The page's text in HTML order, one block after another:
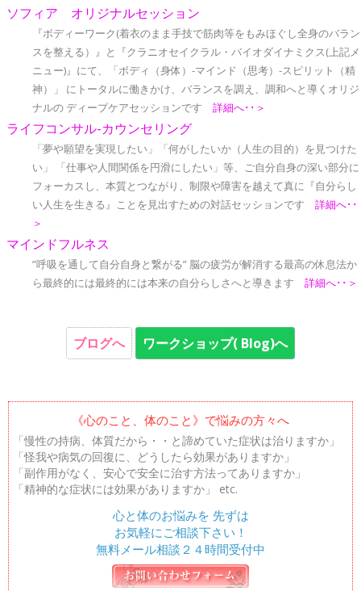
ソフィア オリジナルセッション
『ボディーワーク(着衣のまま手技で筋肉等をもみほぐし全身のバラン
スを整える）』と『クラニオセイクラル・バイオダイナミクス(上記メ
ニュー)』にて、「ボディ（身体）-マインド（思考）-スピリット（精
神）」 にトータルに働きかけ、バランスを調え、調和へと導くオリジ
ナルの ディープケアセッションです 詳細へ･･＞
ライフコンサル-カウンセリング
「夢や願望を実現したい」「何がしたいか（人生の目的）を見つけた
い」 「仕事や人間関係を円滑にしたい」等、ご自分自身の深い部分に
フォーカスし、本質とつながり、制限や障害を越えて真に『自分らし
い人生を生きる』ことを見出すための対話セッションです 詳細へ･･
＞
マインドフルネス
”呼吸を通して自分自身と繋がる” 脳の疲労が解消する最高の休息法か
ら最終的には最終的には本来の自分らしさへと導きます 詳細へ･･＞
ブログへ ワークショップ( Blog)へ
《心のこと、体のこと》で悩みの方々へ
「慢性の持病、体質だから・・と諦めていた症状は治りますか」
「怪我や病気の回復に、どうしたら効果がありますか」
「副作用がなく、安心で安全に治す方法ってありますか」
「精神的な症状には効果がありますか」 etc.
心と体のお悩みを 先ずは
お気軽にご相談下さい！
無料メール相談２４時間受付中